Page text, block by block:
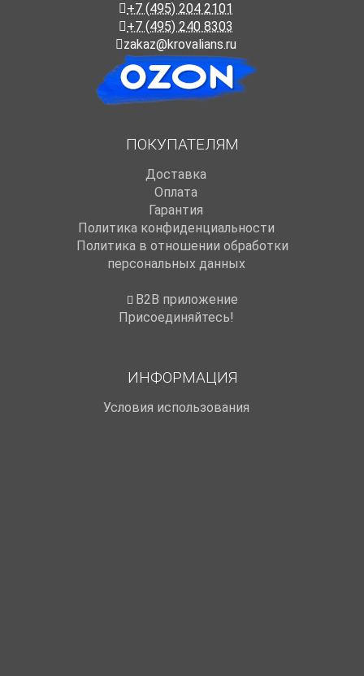
+7 (495) 204 2101
+7 (495) 240 8303
zakaz@krovalians.ru
ПОКУПАТЕЛЯМ
Доставка
Оплата
Гарантия
Политика конфиденциальности
Политика в отношении обработки
персональных данных
B2B приложение
Присоединяйтесь!
ИНФОРМАЦИЯ
Условия использования